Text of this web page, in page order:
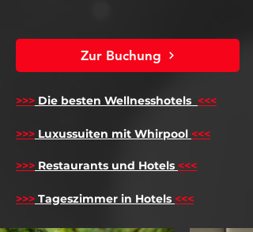
Zur Buchung
>>> Die besten Wellnesshotels <<<
>>> Luxussuiten mit Whirpool <<<
>>> Restaurants und Hotels <<<
>>> Tageszimmer in Hotels <<<